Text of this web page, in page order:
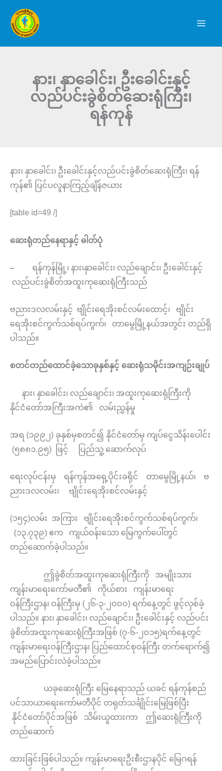
content
နား၊ နှာခေါင်း၊ ဦးခေါင်းနှင့်
လည်ပင်းခွဲစိတ်ဆေးရုံကြီး၊
ရန်ကုန်
နား၊ နှာခေါင်း၊ ဦးခေါင်းနှင့်လည်ပင်းခွဲစိတ်ဆေးရုံကြီး၊ ရန်
ကုန်၏ ပြင်ပလူနာကြည့်ချိန်ဇယား
[table id=49 /]
ဆေးရုံတည်နေရာနှင့် ဓါတ်ပုံ
– ရန်ကုန်မြို့၊ နား၊နှာခေါင်း၊ လည်ချောင်း၊ ဦးခေါင်းနှင့်
လည်ပင်းခွဲစိတ်အထူးကု‌ဆေးရုံကြီးသည်
ဗညားဒလလမ်းနှင့် ဗျိုင်းရေအိုးစင်လမ်းထောင့်၊ ဗျိုင်း
ရေအိုးစင်ကွက်သစ်ရပ်ကွက်၊ တာမွေမြို့နယ်အတွင်း တည်ရှိ
ပါသည်။
စတင်တည်ထောင်ခဲ့သောခုနှစ်နှင့် ဆေးရုံသမိုင်းအကျဉ်းချုပ်
နား၊ နှာခေါင်း၊ လည်ချောင်း၊ အထူးကုဆေးရုံကြီးကို
နိုင်ငံတော်အကြီးအကဲ၏ လမ်းညွှန်မှု
အရ (၁၉၉၂) ခုနှစ်မှစတင်၍ နိုင်ငံတော်မှ ကျပ်ငွေသိန်းပေါင်း
(၅၈၈၁.၉၅) ဖြင့် ပြည်သူ့ ဆောက်လုပ်
ရေးလုပ်ငန်းမှ ရန်ကုန်အရှေ့ပိုင်းခရိုင် တာမွေမြို့နယ်၊ ဗ
ညားဒလလမ်း၊ ဗျိုင်းရေအိုးစင်လမ်းနှင့်
(၁၅၄)လမ်း အကြား ဗျိုင်းရေအိုးစင်ကွက်သစ်ရပ်ကွက်၊
(၁၃.၇၃၉) ဧက ကျယ်ဝန်းသော မြေကွက်ပေါ်တွင်
တည်ဆောက်ခဲ့ပါသည်။
ဤခွဲစိတ်အထူးကုဆေးရုံကြီးကို အမျိုးသား
ကျန်းမာရေးကော်မတီ၏ ကိုယ်စား ကျန်းမာရေး
ဝန်ကြီးဌာန၊ ဝန်ကြီးမှ (၂၆-၃-၂၀၀၀) ရက်နေ့တွင် ဖွင့်လှစ်ခဲ့
ပါသည်။ နား၊ နှာခေါင်း၊ လည်ချောင်း၊ ဦးခေါင်းနှင့် လည်ပင်း
ခွဲစိတ်အထူးကုဆေးရုံကြီးအဖြစ် (၇-၆-၂၀၁၅)ရက်နေ့တွင်
ကျန်းမာရေးဝန်ကြီးဌာန၊ ပြည်ထောင်စုဝန်ကြီး တက်ရောက်၍
အမည်ပြောင်းလဲခဲ့ပါသည်။
ယခုဆေးရုံကြီး မြေနေရာသည် ယခင် ရန်ကုန်စည်
ပင်သာယာရေးကော်မတီပိုင် တရုတ်သင်္ချိုင်းမြေဖြစ်ပြီး
နိုင်ငံတော်ပိုင်အဖြစ် သိမ်းယူထားကာ ဤဆေးရုံကြီးကို
တည်ဆောက်
ထားခြင်းဖြစ်ပါသည်။ ကျန်းမာရေးဦးစီးဌာနပိုင် မြေဂရန်